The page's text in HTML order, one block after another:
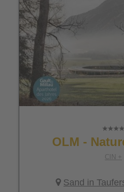
OLM -
CIN +
Sand in